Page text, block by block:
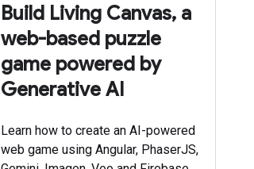
Build Living Canvas, a
web-based puzzle
game powered by
Generative AI
Learn how to create an AI-powered
web game using Angular, PhaserJS,